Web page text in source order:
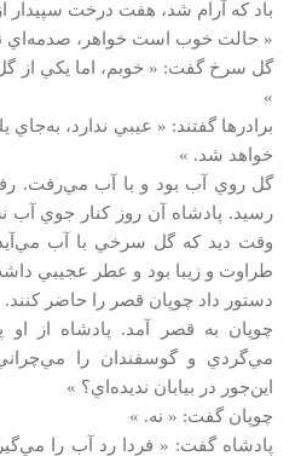
باد كه آرام شد، هفت درخت سپيدار
« حالت خوب است خواهر، صدمه‌اي
گل سرخ گفت: « خوبم، اما يكي از
»
برادرها گفتند: « عيبي ندارد،
خواهد شد. »
گل‌ روي آب بود و با آب مي‌رفت.
رسيد. پادشاه آن روز كنار جوي آب
وقت ديد كه گل‌ سرخي با آب
طراوت و زيبا بود و عطر عجيبي
دستور داد چوپان قصر را حاضر كنند.
چوپان به قصر آمد. پادشاه از او
مي‌گردي و گوسفندان را
اين‌جور در بيابان نديده‌اي؟ »
چوپان گفت: « نه. »
پادشاه گفت: « فردا رد آب را